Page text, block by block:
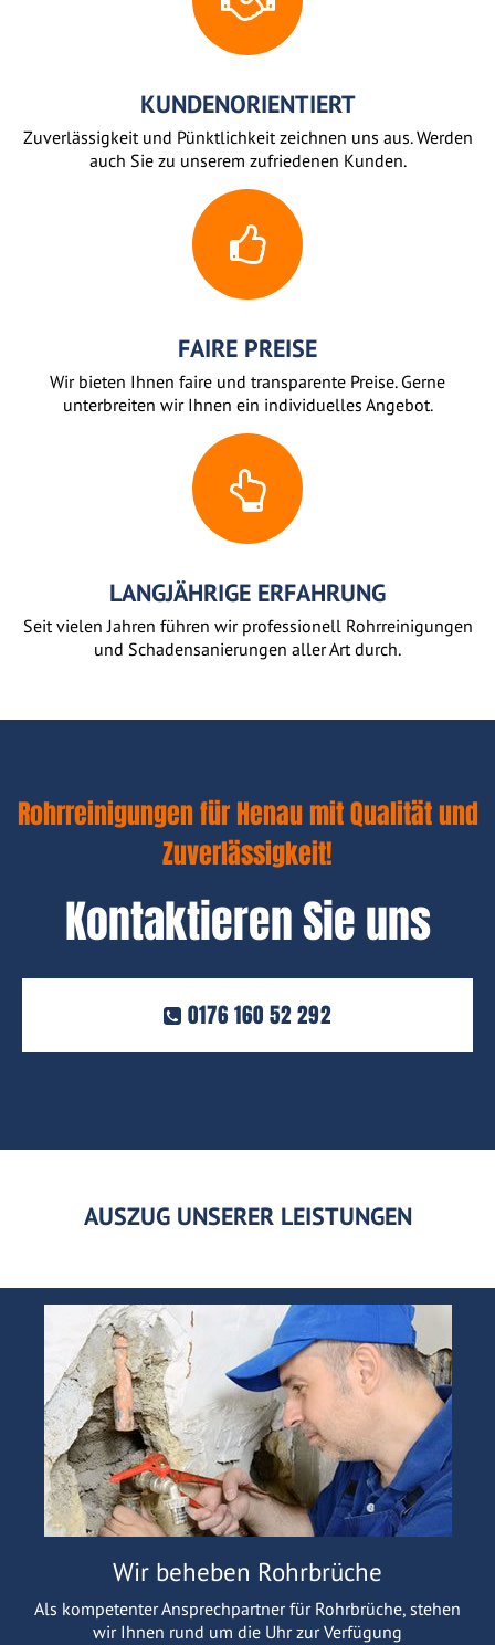
KUNDENORIENTIERT
Zuverlässigkeit und Pünktlichkeit zeichnen uns aus. Werden
auch Sie zu unserem zufriedenen Kunden.
FAIRE PREISE
Wir bieten Ihnen faire und transparente Preise. Gerne
unterbreiten wir Ihnen ein individuelles Angebot.
LANGJÄHRIGE ERFAHRUNG
Seit vielen Jahren führen wir professionell Rohrreinigungen
und Schadensanierungen aller Art durch.
Rohrreinigungen für Henau mit Qualität und
Zuverlässigkeit!
Kontaktieren Sie uns
0176 160 52 292
AUSZUG UNSERER LEISTUNGEN
Wir beheben Rohrbrüche
Als kompetenter Ansprechpartner für Rohrbrüche, stehen
wir Ihnen rund um die Uhr zur Verfügung